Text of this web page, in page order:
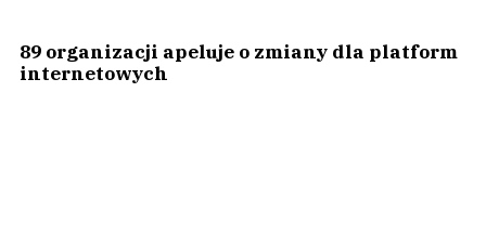
89 organizacji apeluje o zmiany dla platform
internetowych